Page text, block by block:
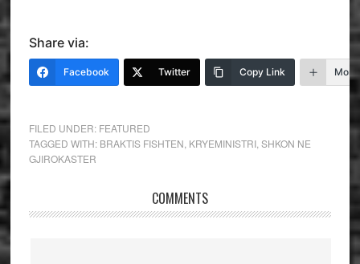
Share via:
Facebook Twitter Copy Link More
FILED UNDER: FEATURED
TAGGED WITH: BRAKTIS FISHTEN KRYEMINISTRI, SHKON NE
GJIROKASTER
COMMENTS